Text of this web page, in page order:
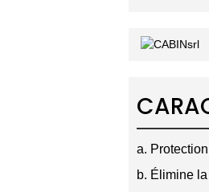
a.
b. Élimine